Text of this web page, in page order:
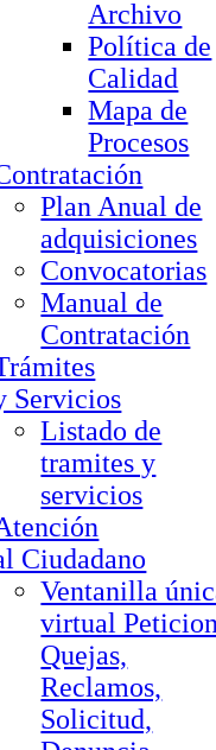
Archivo
Política de
Calidad
Mapa de
Procesos
Plan Anual de
adquisiciones
Convocatorias
Manual de
Contratación
Servicios
Listado de
tramites y
servicios
Ciudadano
Ventanilla
virtual
Quejas,
Reclamos,
Solicitud,